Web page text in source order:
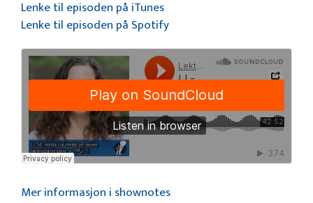
Lenke til episoden på iTunes
Lenke til episoden på Spotify
Mer informasjon i shownotes